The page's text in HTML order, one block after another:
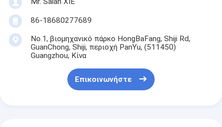
86-18680277689
No.1, βιομηχανικό πάρκο HongBaFang, Shiji Rd,
GuanChong, Shiji, περιοχή PanYu, (511450)
Guangzhou, Κίνα
Επικοινωνήστε